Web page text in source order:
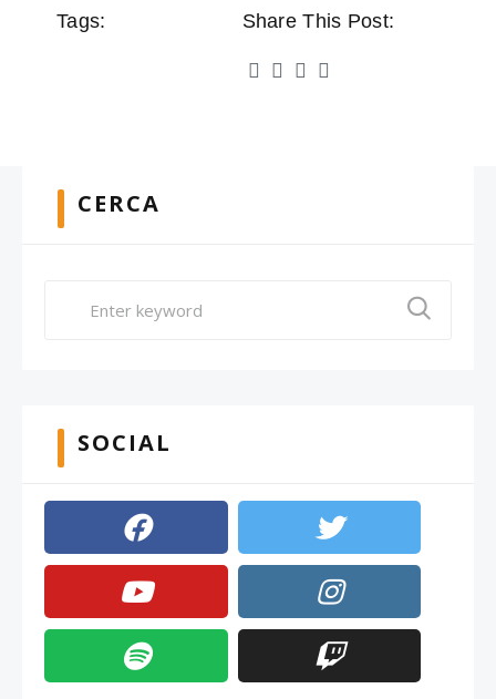
Tags: Share This Post:
CERCA
SOCIAL